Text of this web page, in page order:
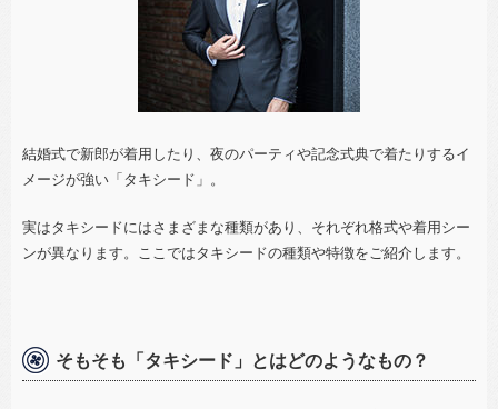
結婚式で新郎が着用したり、夜のパーティや記念式典で着たりするイ
メージが強い「タキシード」。
実はタキシードにはさまざまな種類があり、それぞれ格式や着用シー
ンが異なります。ここではタキシードの種類や特徴をご紹介します。
そもそも「タキシード」とはどのようなもの？